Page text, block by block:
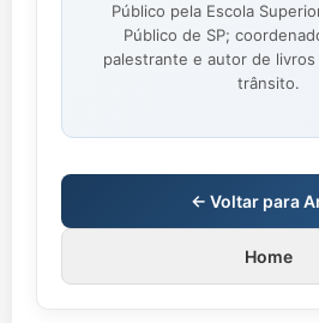
Público pela Escola
Público de SP;
palestrante e autor de
trânsito.
← Voltar para
Home